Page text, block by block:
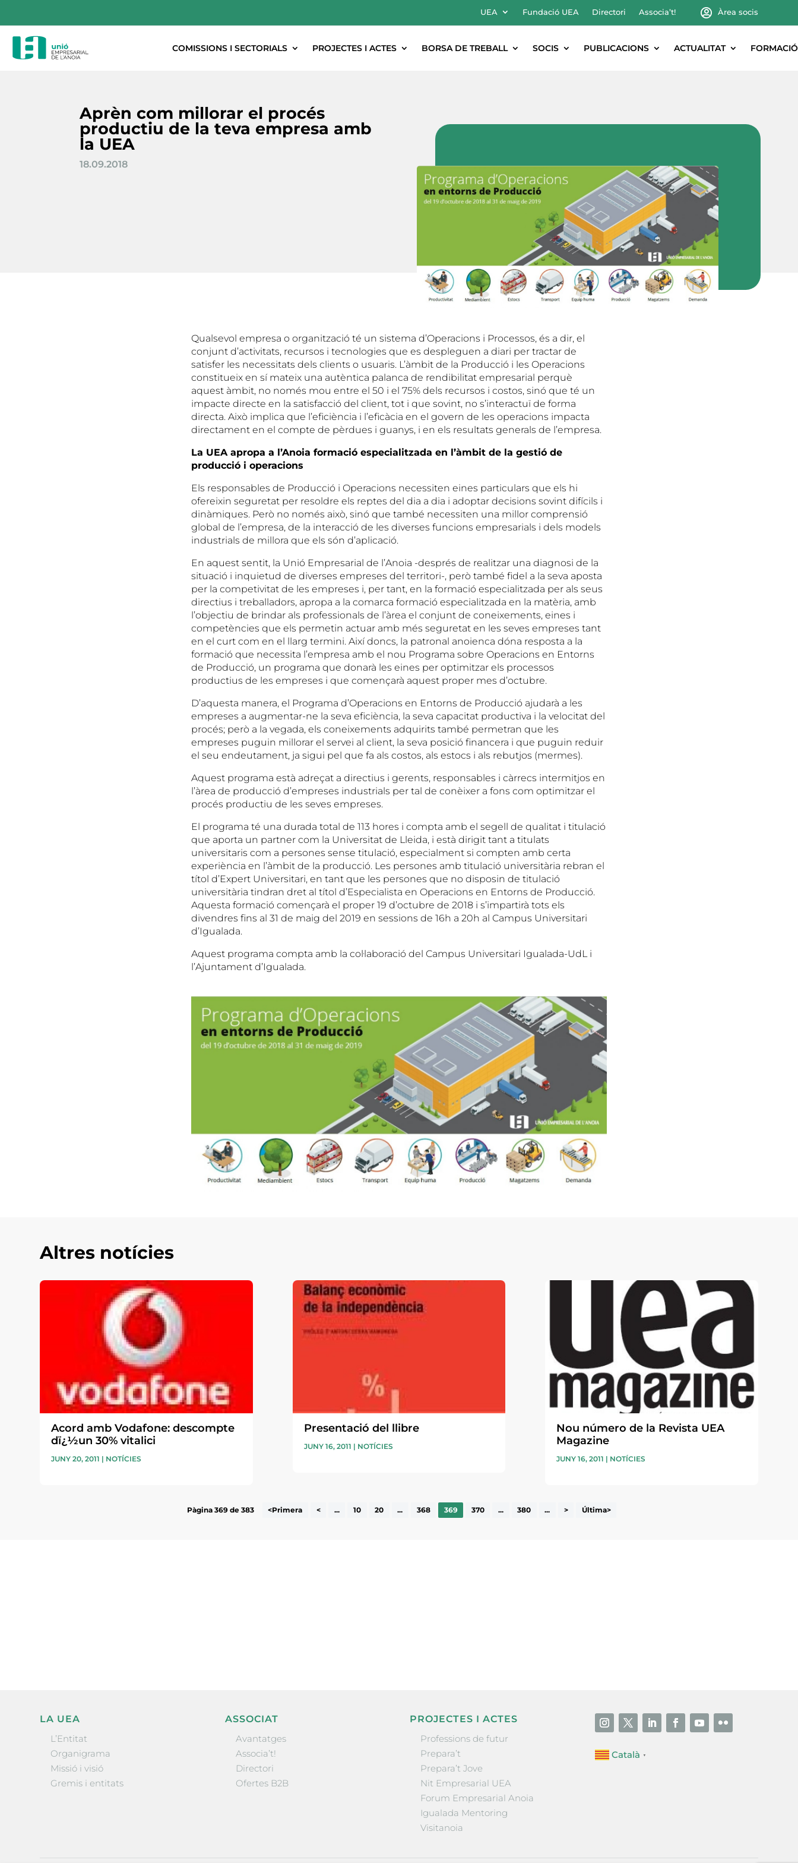
UEA Fundació UEA Directori Associa’t! Àrea socis
COMISSIONS I SECTORIALS PROJECTES I ACTES BORSA DE TREBALL SOCIS PUBLICACIONS ACTUALITAT FORMACIÓ
Aprèn com millorar el procés
productiu de la teva empresa amb
la UEA
18.09.2018
Qualsevol empresa o organització té un sistema d’Operacions i Processos, és a dir, el
conjunt d’activitats, recursos i tecnologies que es despleguen a diari per tractar de
satisfer les necessitats dels clients o usuaris. L’àmbit de la Producció i les Operacions
constitueix en sí mateix una autèntica palanca de rendibilitat empresarial perquè
aquest àmbit, no només mou entre el 50 i el 75% dels recursos i costos, sinó que té un
impacte directe en la satisfacció del client, tot i que sovint, no s’interactuï de forma
directa. Això implica que l’eficiència i l’eficàcia en el govern de les operacions impacta
directament en el compte de pèrdues i guanys, i en els resultats generals de l’empresa.
La UEA apropa a l’Anoia formació especialitzada en l’àmbit de la gestió de
producció i operacions
Els responsables de Producció i Operacions necessiten eines particulars que els hi
ofereixin seguretat per resoldre els reptes del dia a dia i adoptar decisions sovint difícils i
dinàmiques. Però no només això, sinó que també necessiten una millor comprensió
global de l’empresa, de la interacció de les diverses funcions empresarials i dels models
industrials de millora que els són d’aplicació.
En aquest sentit, la Unió Empresarial de l’Anoia -després de realitzar una diagnosi de la
situació i inquietud de diverses empreses del territori-, però també fidel a la seva aposta
per la competivitat de les empreses i, per tant, en la formació especialitzada per als seus
directius i treballadors, apropa a la comarca formació especialitzada en la matèria, amb
l’objectiu de brindar als professionals de l’àrea el conjunt de coneixements, eines i
competències que els permetin actuar amb més seguretat en les seves empreses tant
en el curt com en el llarg termini. Així doncs, la patronal anoienca dóna resposta a la
formació que necessita l’empresa amb el nou Programa sobre Operacions en Entorns
de Producció, un programa que donarà les eines per optimitzar els processos
productius de les empreses i que començarà aquest proper mes d’octubre.
D’aquesta manera, el Programa d’Operacions en Entorns de Producció ajudarà a les
empreses a augmentar-ne la seva eficiència, la seva capacitat productiva i la velocitat del
procés; però a la vegada, els coneixements adquirits també permetran que les
empreses puguin millorar el servei al client, la seva posició financera i que puguin reduir
el seu endeutament, ja sigui pel que fa als costos, als estocs i als rebutjos (mermes).
Aquest programa està adreçat a directius i gerents, responsables i càrrecs intermitjos en
l’àrea de producció d’empreses industrials per tal de conèixer a fons com optimitzar el
procés productiu de les seves empreses.
El programa té una durada total de 113 hores i compta amb el segell de qualitat i titulació
que aporta un partner com la Universitat de Lleida, i està dirigit tant a titulats
universitaris com a persones sense titulació, especialment si compten amb certa
experiència en l’àmbit de la producció. Les persones amb titulació universitària rebran el
títol d’Expert Universitari, en tant que les persones que no disposin de titulació
universitària tindran dret al títol d’Especialista en Operacions en Entorns de Producció.
Aquesta formació començarà el proper 19 d’octubre de 2018 i s’impartirà tots els
divendres fins al 31 de maig del 2019 en sessions de 16h a 20h al Campus Universitari
d’Igualada.
Aquest programa compta amb la col·laboració del Campus Universitari Igualada-UdL i
l’Ajuntament d’Igualada.
Altres notícies
Acord amb Vodafone: descompte
dï¿½un 30% vitalici
JUNY 20, 2011 | NOTÍCIES
Presentació del llibre
JUNY 16, 2011 | NOTÍCIES
Nou número de la Revista UEA
Magazine
JUNY 16, 2011 | NOTÍCIES
Pàgina 369 de 383 <Primera < ... 10 20 ... 368 369 370 ... 380 ... > Última>
LA UEA
L’Entitat
Organigrama
Missió i visió
Gremis i entitats
ASSOCIAT
Avantatges
Associa’t!
Directori
Ofertes B2B
PROJECTES I ACTES
Professions de futur
Prepara’t
Prepara’t Jove
Nit Empresarial UEA
Forum Empresarial Anoia
Igualada Mentoring
Visitanoia
Català ▼